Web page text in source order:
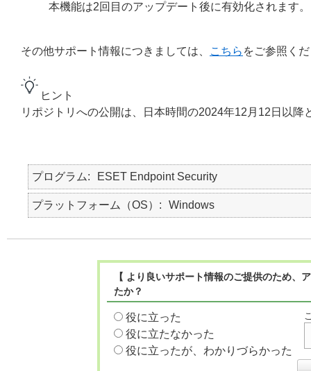
本機能は2回目のアップデート後に有効化されます。
その他サポート情報につきましては、 こちら をご参照く
ヒント
リポジトリへの公開は、日本時間の2024年12月12日以降
プログラム ESET Endpoint Security
プラットフォーム（OS） Windows
【 より良いサポート情報のご提供のため
たか？
役に立った
役に立たなかった
役に立ったが、わかりづらかった